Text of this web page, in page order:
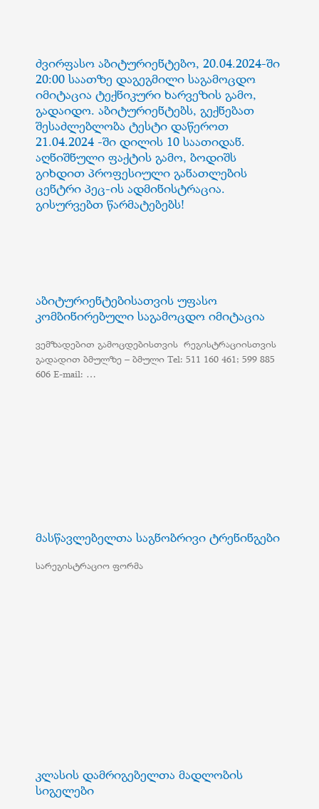
ძვირფასო აბიტურიენტებო, 20.04.2024-ში
20:00 საათზე დაგეგმილი საგამოცდო
იმიტაცია ტექნიკური ხარვეზის გამო,
გადაიდო. აბიტურიენტებს, გექნებათ
შესაძლებლობა ტესტი დაწეროთ
21.04.2024 -ში დილის 10 საათიდან.
აღნიშნული ფაქტის გამო, ბოდიშს
გიხდით პროფესიული განათლების
ცენტრი პეც-ის ადმინისტრაცია.
გისურვებთ წარმატებებს!
აბიტურიენტებისათვის უფასო
კომბინირებული საგამოცდო იმიტაცია
ვემზადებით გამოცდებისთვის რეგისტრაციისთვის
გადადით ბმულზე – ბმული Tel: 511 160 461; 599 885
606 E-mail: …
მასწავლებელთა საგნობრივი ტრენინგები
სარეგისტრაციო ფორმა
კლასის დამრიგებელთა მადლობის
სიგელები